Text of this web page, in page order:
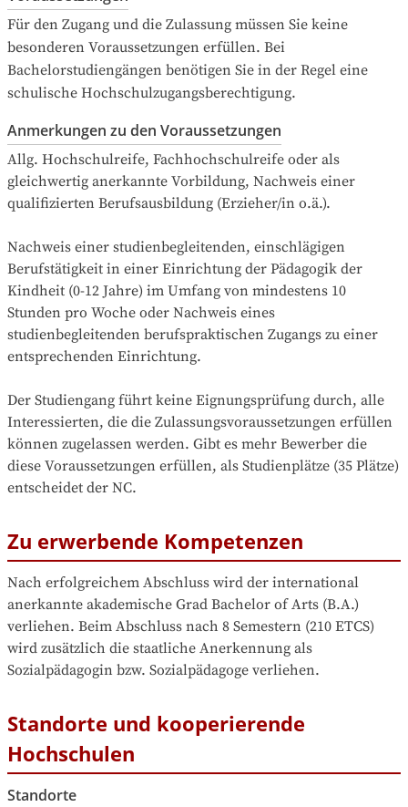
Für den Zugang und die Zulassung müssen Sie keine
besonderen Voraussetzungen erfüllen. Bei
Bachelorstudiengängen benötigen Sie in der Regel eine
schulische Hochschulzugangsberechtigung.
Anmerkungen zu den Voraussetzungen
Allg. Hochschulreife, Fachhochschulreife oder als
gleichwertig anerkannte Vorbildung, Nachweis einer
qualifizierten Berufsausbildung (Erzieher/in o.ä.).
Nachweis einer studienbegleitenden, einschlägigen
Berufstätigkeit in einer Einrichtung der Pädagogik der
Kindheit (0-12 Jahre) im Umfang von mindestens 10
Stunden pro Woche oder Nachweis eines
studienbegleitenden berufspraktischen Zugangs zu einer
entsprechenden Einrichtung.
Der Studiengang führt keine Eignungsprüfung durch, alle
Interessierten, die die Zulassungsvoraussetzungen erfüllen
können zugelassen werden. Gibt es mehr Bewerber die
diese Voraussetzungen erfüllen, als Studienplätze (35 Plätze)
entscheidet der NC.
Zu erwerbende Kompetenzen
Nach erfolgreichem Abschluss wird der international
anerkannte akademische Grad Bachelor of Arts (B.A.)
verliehen. Beim Abschluss nach 8 Semestern (210 ETCS)
wird zusätzlich die staatliche Anerkennung als
Sozialpädagogin bzw. Sozialpädagoge verliehen.
Standorte und kooperierende
Hochschulen
Standorte